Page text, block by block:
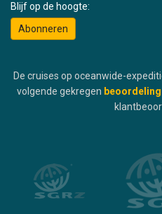
Blijf op de hoogte:
Abonneren
De cruises op oceanwide-
volgende gekregen beoordeling